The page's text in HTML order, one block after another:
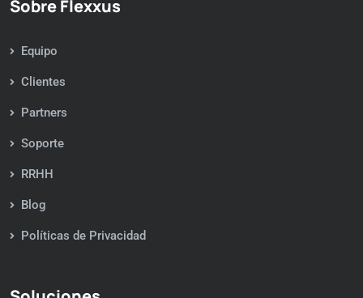
Sobre Flexxus
Equipo
Clientes
Partners
Soporte
RRHH
Blog
Políticas de Privacidad